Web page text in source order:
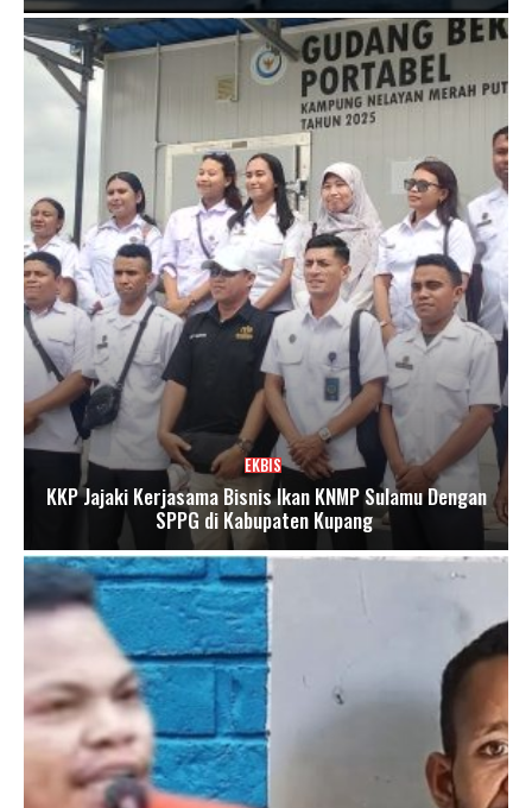
EKBIS
KKP Jajaki Kerjasama Bisnis Ikan KNMP Sulamu Dengan
SPPG di Kabupaten Kupang